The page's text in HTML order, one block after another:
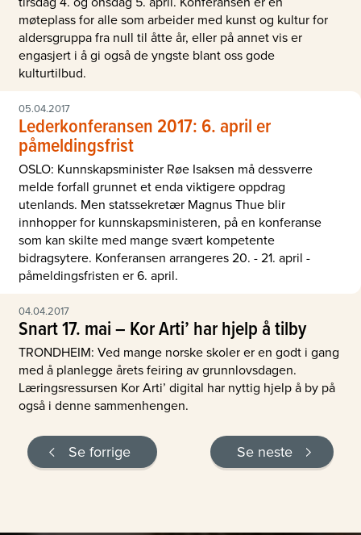
møteplass for alle som arbeider med kunst og kultur for
aldersgruppa fra null til åtte år, eller på annet vis er
engasjert i å gi også de yngste blant oss gode
kulturtilbud.
05.04.2017
Lederkonferansen 2017: 6. april er
påmeldingsfrist
OSLO: Kunnskapsminister Røe Isaksen må dessverre
melde forfall grunnet et enda viktigere oppdrag
utenlands. Men statssekretær Magnus Thue blir
innhopper for kunnskapsministeren, på en konferanse
som kan skilte med mange svært kompetente
bidragsytere. Konferansen arrangeres 20. - 21. april -
påmeldingsfristen er 6. april.
04.04.2017
Snart 17. mai – Kor Arti’ har hjelp å tilby
TRONDHEIM: Ved mange norske skoler er en godt i gang
med å planlegge årets feiring av grunnlovsdagen.
Læringsressursen Kor Arti’ digital har nyttig hjelp å by på
også i denne sammenhengen.
Se forrige Se neste